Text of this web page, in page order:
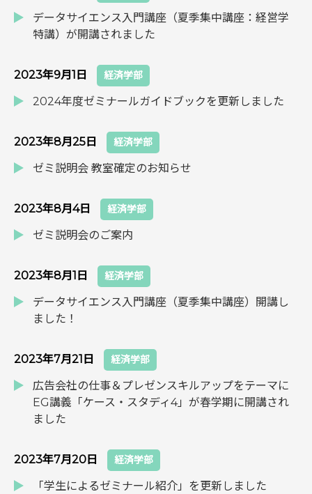
データサイエンス入門講座（夏季集中講座：経営学
特講）が開講されました
2023年9月1日 経済学部
2024年度ゼミナールガイドブックを更新しました
2023年8月25日 経済学部
ゼミ説明会 教室確定のお知らせ
2023年8月4日 経済学部
ゼミ説明会のご案内
2023年8月1日 経済学部
データサイエンス入門講座（夏季集中講座）開講し
ました！
2023年7月21日 経済学部
広告会社の仕事＆プレゼンスキルアップをテーマに
EG講義「ケース・スタディ4」が春学期に開講され
ました
2023年7月20日 経済学部
「学生によるゼミナール紹介」を更新しました